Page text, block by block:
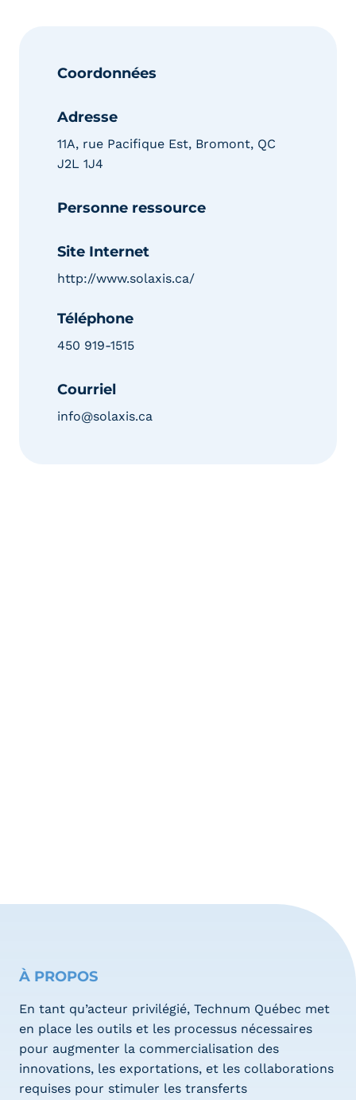
Coordonnées
Adresse
11A, rue Pacifique Est, Bromont, QC
J2L 1J4
Personne ressource
Site Internet
http://www.solaxis.ca/
Téléphone
450 919-1515
Courriel
info@solaxis.ca
À PROPOS
En tant qu’acteur privilégié, Technum Québec met
en place les outils et les processus nécessaires
pour augmenter la commercialisation des
innovations, les exportations, et les collaborations
requises pour stimuler les transferts